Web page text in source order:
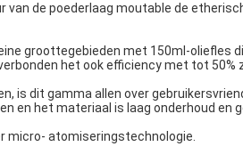
de poederlaag moutable de
groottegebieden met 150ml-oliefles
het ook efficiency met tot 50%
is dit gamma allen over
en het materiaal is laag onderhoud en
micro- atomiseringstechnologie.